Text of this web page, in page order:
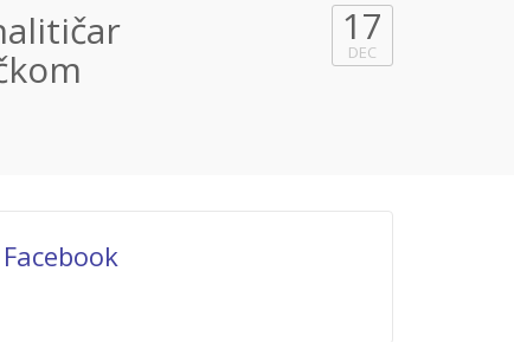
17
DEC
Facebook